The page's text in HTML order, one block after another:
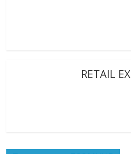
RETAIL